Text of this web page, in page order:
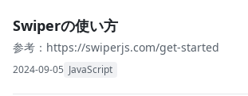
Swiperの使い方
参考：https://swiperjs.com/get-started
2024-09-05 JavaScript